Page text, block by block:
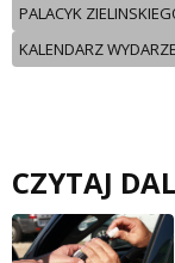
PALACYK
KALENDARZ
CZYTAJ